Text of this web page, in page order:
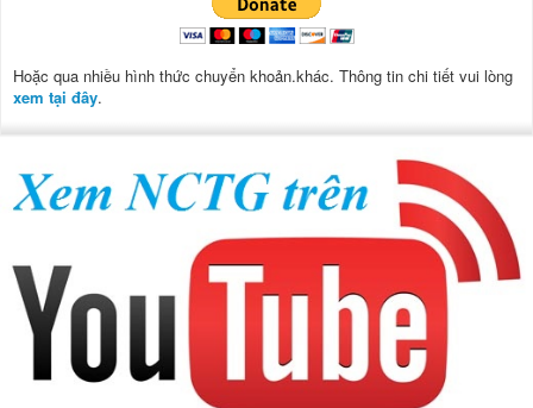
Hoặc qua nhiều hình thức chuyển khoản.khác. Thông tin chi tiết vui lòng
xem tại đây.